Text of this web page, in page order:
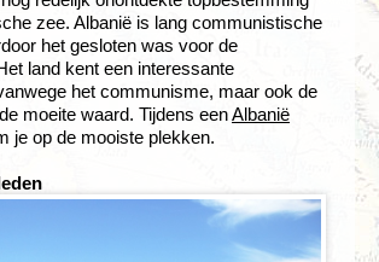
zee. Albanië is lang communistische
het gesloten was voor de
land kent een interessante
het communisme, maar ook de
moeite waard. Tijdens eenAlbanië
je op de mooiste plekken.